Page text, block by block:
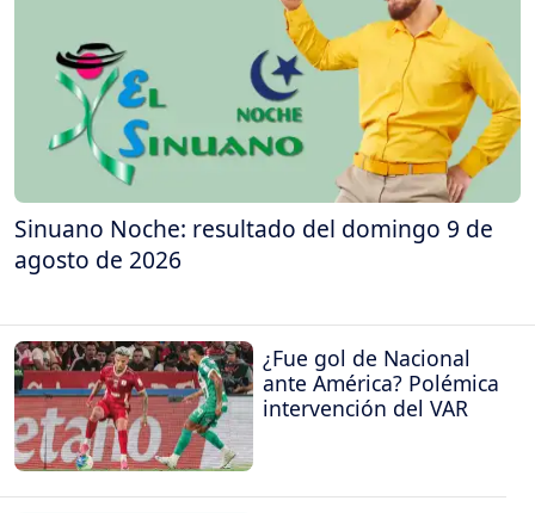
Sinuano Noche: resultado del domingo 9 de
agosto de 2026
¿Fue gol de Nacional
ante América? Polémica
intervención del VAR